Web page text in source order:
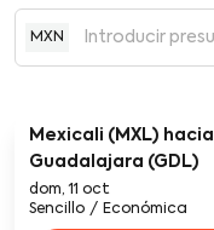
MXN
Mexicali (MXL) hacia
Guadalajara (GDL)
dom, 11 oct
Sencillo / Económica